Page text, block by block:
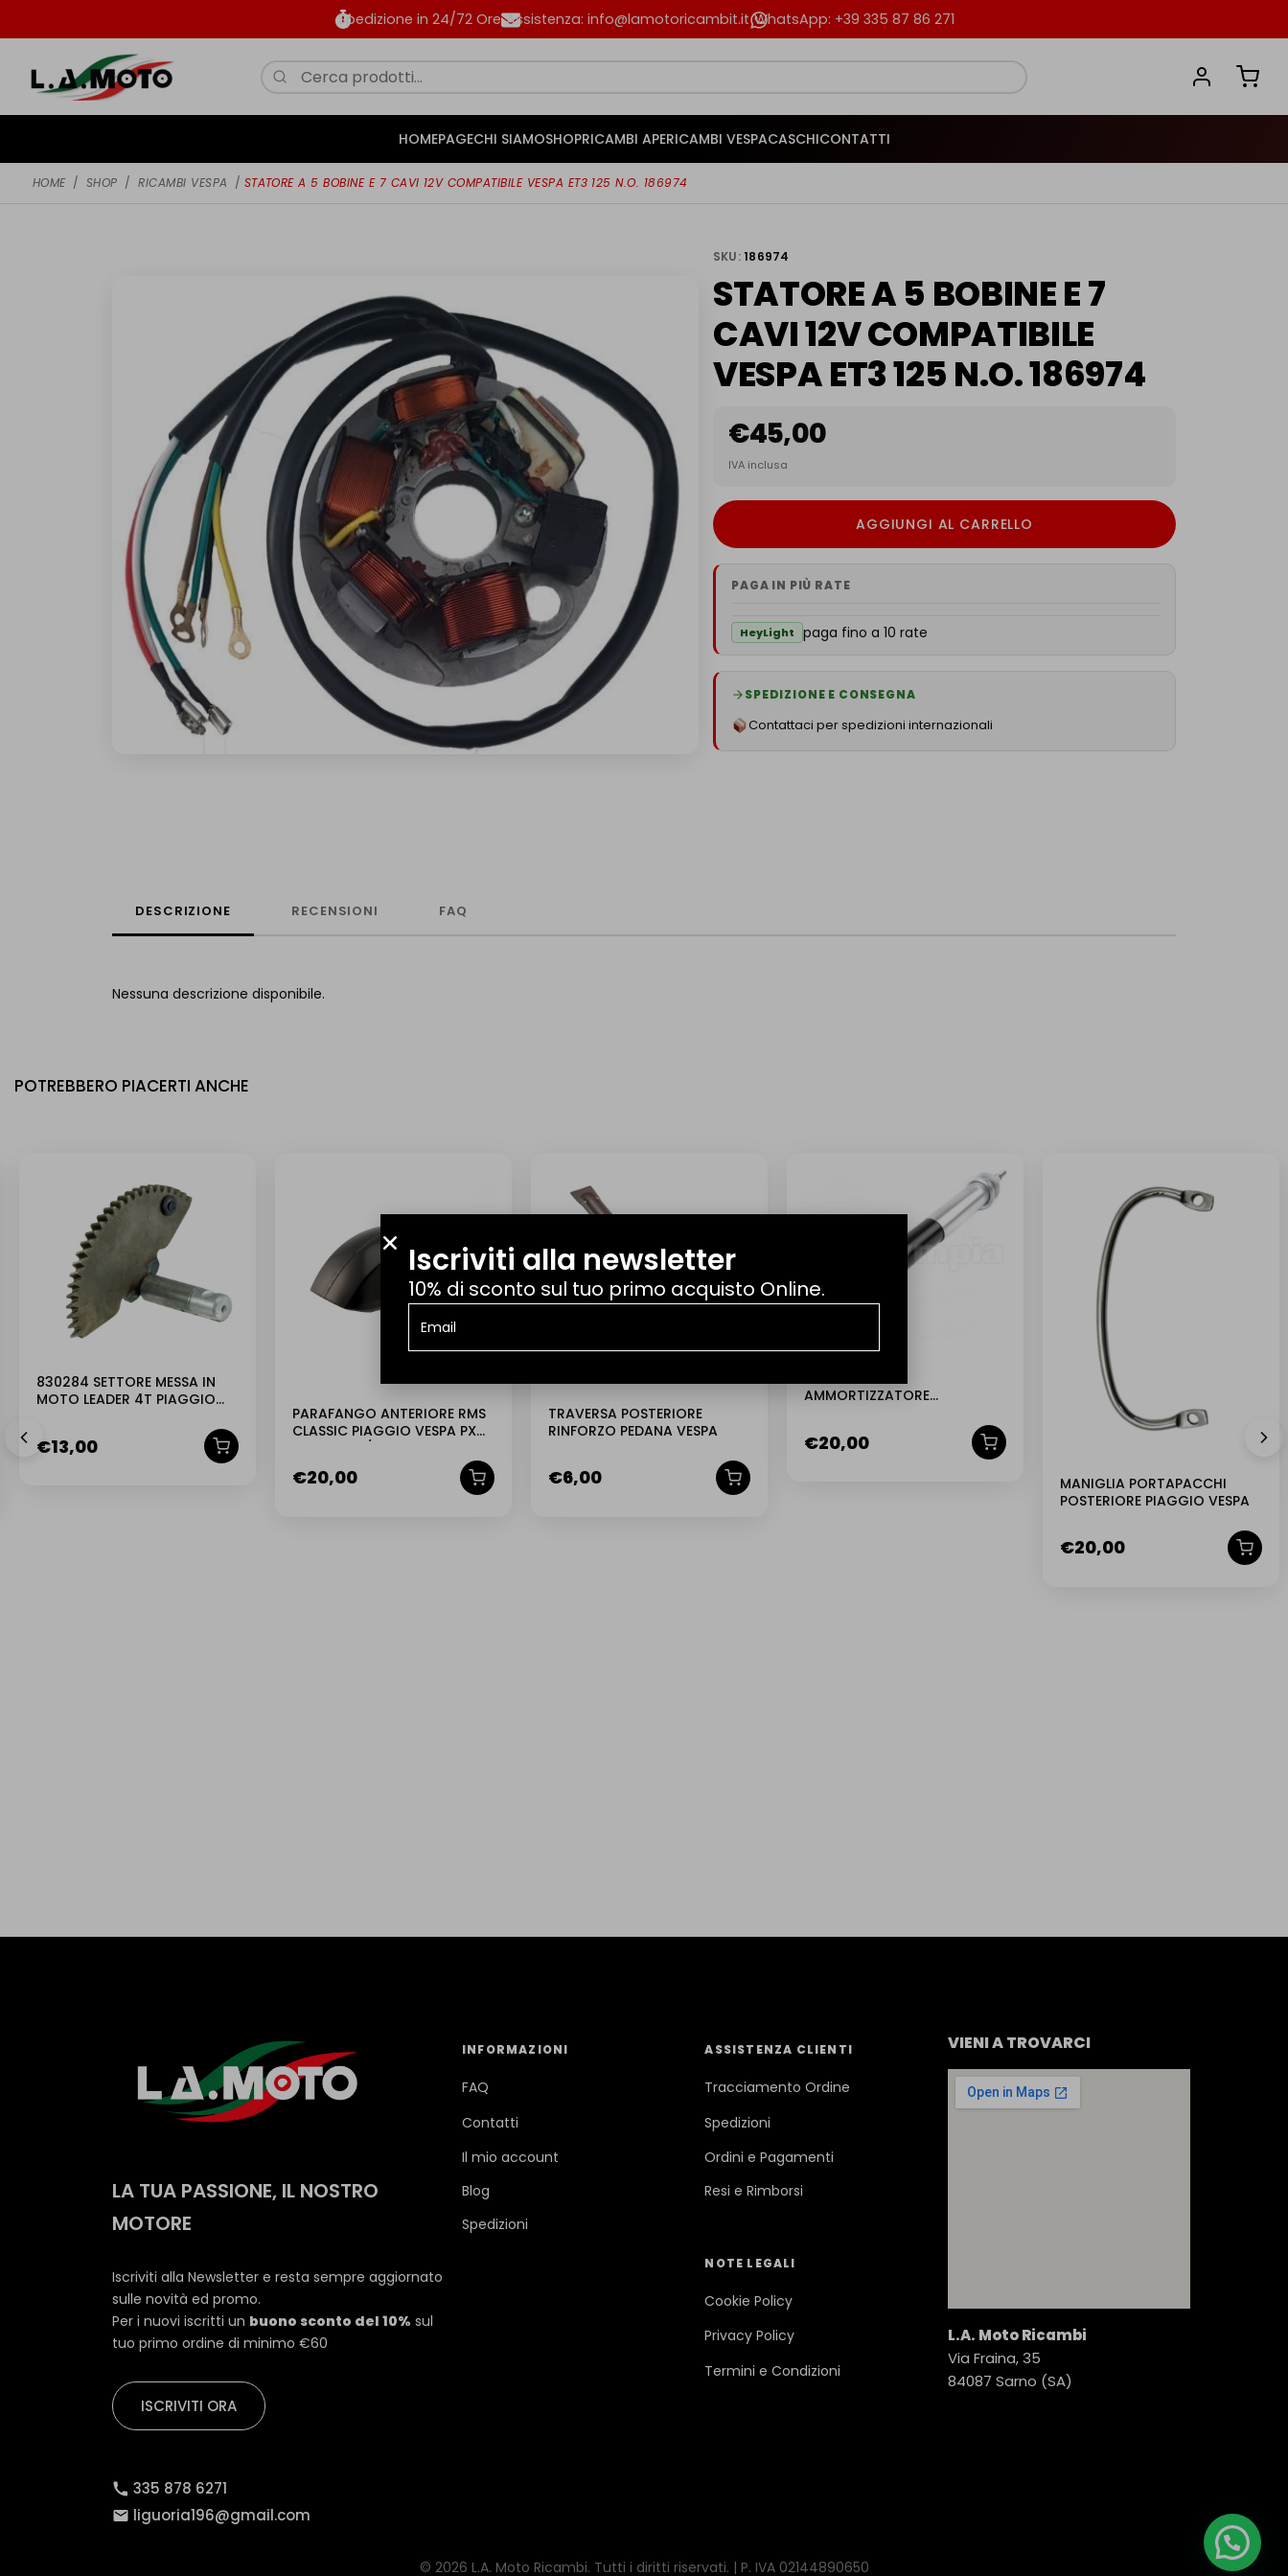
Spedizione in 24/72 Ore Assistenza: info@lamotoricambit.it WhatsApp: +39 335 87 86 271
HOMEPAGECHI SIAMOSHOPRICAMBI APERICAMBI VESPACASCHICONTATTI
HOME / SHOP / RICAMBI VESPA / STATORE A 5 BOBINE E 7 CAVI 12V COMPATIBILE VESPA ET3 125 N.O. 186974
SKU:186974
STATORE A 5 BOBINE E 7
CAVI 12V COMPATIBILE
VESPA ET3 125 N.O. 186974
€45,00
IVA inclusa
AGGIUNGI AL CARRELLO
PAGA IN PIÙ RATE
HeyLight paga fino a 10 rate
SPEDIZIONE E CONSEGNA
Contattaci per spedizioni internazionali
DESCRIZIONE RECENSIONI FAQ
Nessuna descrizione disponibile.
POTREBBERO PIACERTI ANCHE
830284 SETTORE MESSA IN
MOTO LEADER 4T PIAGGIO
€13,00
PARAFANGO ANTERIORE RMS
CLASSIC PIAGGIO VESPA PX
125-150CC/PE 200CC
€20,00
TRAVERSA POSTERIORE
RINFORZO PEDANA VESPA
€6,00
AMMORTIZZATORE
PK 50 – PK 50 S – PK 50 XL –
PK 125 – PK 125 S
€20,00
MANIGLIA PORTAPACCHI
POSTERIORE PIAGGIO VESPA
€20,00
LA TUA PASSIONE, IL NOSTRO
MOTORE
Iscriviti alla Newsletter e resta sempre aggiornato
sulle novità ed promo.
Per i nuovi iscritti un buono sconto del 10% sul
tuo primo ordine di minimo €60
ISCRIVITI ORA
335 878 6271
liguoria196@gmail.com
INFORMAZIONI
FAQ
Contatti
Il mio account
Blog
Spedizioni
ASSISTENZA CLIENTI
Tracciamento Ordine
Spedizioni
Ordini e Pagamenti
Resi e Rimborsi
NOTE LEGALI
Cookie Policy
Privacy Policy
Termini e Condizioni
VIENI A TROVARCI
L.A. Moto Ricambi
Via Fraina, 35
84087 Sarno (SA)
© 2026 L.A. Moto Ricambi. Tutti i diritti riservati. | P. IVA 02144890650
Iscriviti alla newsletter
10% di sconto sul tuo primo acquisto Online.